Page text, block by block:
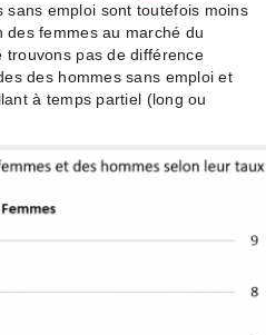
sans emploi sont toutefois moins
femmes au marché du
trouvons pas de différence
des hommes sans emploi et
à temps partiel (long ou